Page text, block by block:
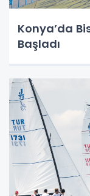
Konya’da
Başladı